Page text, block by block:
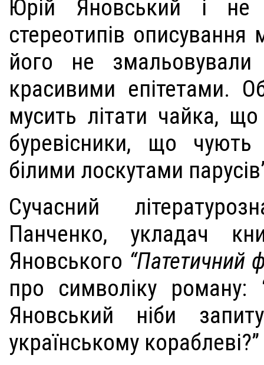
Юрій Яновський і не
стереотипів описування
його не
красивими епітетами.
мусить літати чайка,
буревісники, що
білими лоскутами
Сучасний
Панченко, укладач
Яновського “Патетичний
про символіку роману:
Яновський ніби
українському кораблеві?”